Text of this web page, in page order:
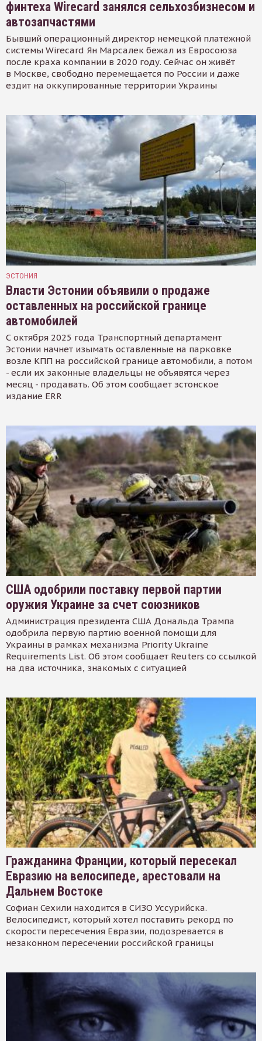
финтеха Wirecard занялся сельхозбизнесом и
автозапчастями
Бывший операционный директор немецкой платёжной
системы Wirecard Ян Марсалек бежал из Евросоюза
после краха компании в 2020 году. Сейчас он живёт
в Москве, свободно перемещается по России и даже
ездит на оккупированные территории Украины
ЭСТОНИЯ
Власти Эстонии объявили о продаже
оставленных на российской границе
автомобилей
С октября 2025 года Транспортный департамент
Эстонии начнет изымать оставленные на парковке
возле КПП на российской границе автомобили, а потом
- если их законные владельцы не объявятся через
месяц - продавать. Об этом сообщает эстонское
издание ERR
США одобрили поставку первой партии
оружия Украине за счет союзников
Администрация президента США Дональда Трампа
одобрила первую партию военной помощи для
Украины в рамках механизма Priority Ukraine
Requirements List. Об этом сообщает Reuters со ссылкой
на два источника, знакомых с ситуацией
Гражданина Франции, который пересекал
Евразию на велосипеде, арестовали на
Дальнем Востоке
Софиан Сехили находится в СИЗО Уссурийска.
Велосипедист, который хотел поставить рекорд по
скорости пересечения Евразии, подозревается в
незаконном пересечении российской границы